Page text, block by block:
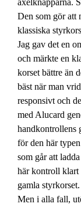
Den som gör att
klassiska
Jag gav det en
och märkte en
korset bättre än
bäst när man
responsivt och
med Alucard
handkontrollens
för den här
som går att
här kontroll klart
gamla styrkorset.
Men i alla fall,